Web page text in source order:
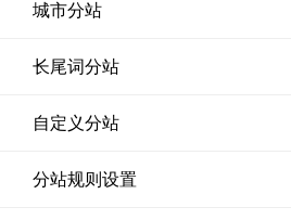
城市分站
长尾词分站
自定义分站
分站规则设置